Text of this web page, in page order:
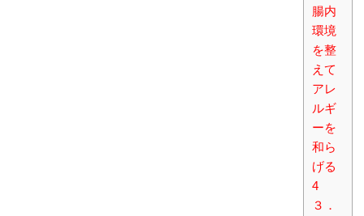
腸内
環境
を整
えて
アレ
ルギ
ーを
和ら
げる
4
３．